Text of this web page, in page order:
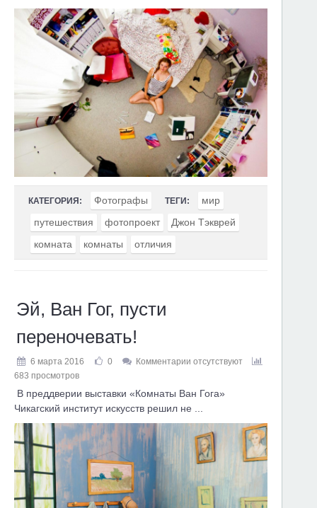
КАТЕГОРИЯ: Фотографы ТЕГИ:
мир
путешествия
фотопроект
Джон Тэкврей
комната
комнаты отличия
Эй, Ван Гог, пусти
переночевать!
6 марта 2016 0
Комментарии отсутствуют
683 просмотров
В преддверии выставки «Комнаты Ван Гога»
Чикагский институт искусств решил не ...